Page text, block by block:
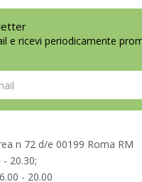
e ricevi periodicamente
n 72 d/e 00199 Roma RM
20.30;
- 20.00